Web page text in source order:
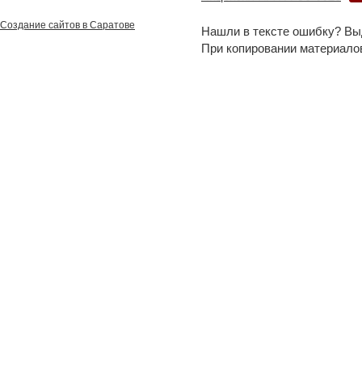
Нашли в тексте ошибку?
При копировании
Создание сайтов в Саратове